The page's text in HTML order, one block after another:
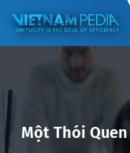
Một Thói